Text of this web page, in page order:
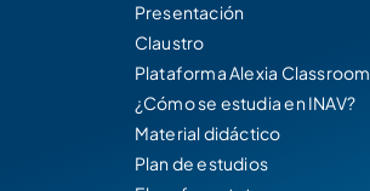
Presentación
Claustro
Plataforma Alexia Classroom
¿Cómo se estudia en INAV?
Material didáctico
Plan de estudios